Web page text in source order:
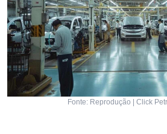
Fonte: Reprodução | Click